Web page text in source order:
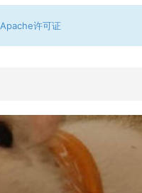
Apache许可证